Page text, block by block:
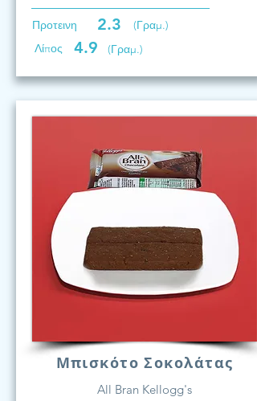
Προτεινη 2.3
(Γραμ.)
Λίπος
4.9 (Γραμ.)
Μπισκότο Σοκολάτας
All Bran Kellogg's